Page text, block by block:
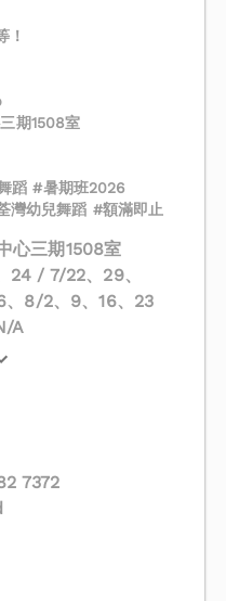
！
期1508室
蹈 #暑期班2026
幼兒舞蹈 #額滿即止
心三期1508室
24 / 7/22、29、
、8/2、9、16、23
A
7372